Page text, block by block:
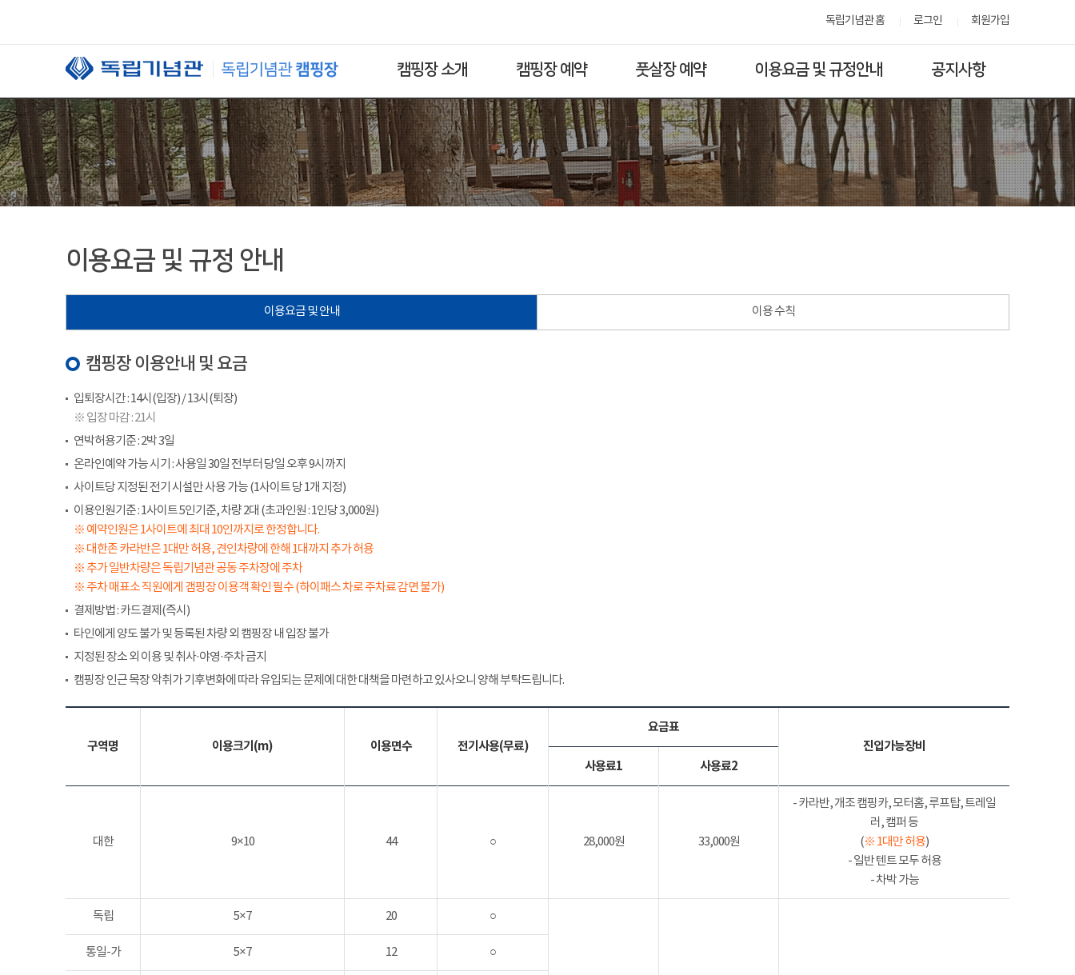
독립기념관 홈 로그인 회원가입
캠핑장 소개 캠핑장 예약 풋살장 예약 이용요금 및 규정안내 공지사항
이용요금 및 규정 안내
이용요금 및 안내 이용 수칙
캠핑장 이용안내 및 요금
입퇴장시간 : 14시(입장) / 13시(퇴장)
※ 입장 마감 : 21시
연박허용기준 : 2박 3일
온라인예약 가능 시기 : 사용일 30일 전부터 당일 오후 9시까지
사이트당 지정된 전기 시설만 사용 가능 (1사이트 당 1개 지정)
이용인원기준 : 1사이트 5인기준, 차량 2대 (초과인원 : 1인당 3,000원)
※ 예약인원은 1사이트에 최대 10인까지로 한정합니다.
※ 대한존 카라반은 1대만 허용, 견인차량에 한해 1대까지 추가 허용
※ 추가 일반차량은 독립기념관 공동 주차장에 주차
※ 주차 매표소 직원에게 갬핑장 이용객 확인 필수 (하이패스 차로 주차료 감면 불가)
결제방법 : 카드결제(즉시)
타인에게 양도 불가 및 등록된 차량 외 캠핑장 내 입장 불가
지정된 장소 외 이용 및 취사·야영·주차 금지
캠핑장 인근 목장 악취가 기후변화에 따라 유입되는 문제에 대한 대책을 마련하고 있사오니 양해 부탁드립니다.
구역명 이용크기(m) 이용면수 전기사용(무료)
요금표
진입가능장비
사용료1
사용료2
대한 9×10 44 ○ 28,000원 33,000원
- 카라반, 개조 캠핑카, 모터홈, 루프탑, 트레일
러, 캠퍼 등
(※ 1대만 허용)
- 일반 텐트 모두 허용
- 차박 가능
독립 5×7 20 ○
통일-가 5×7 12 ○